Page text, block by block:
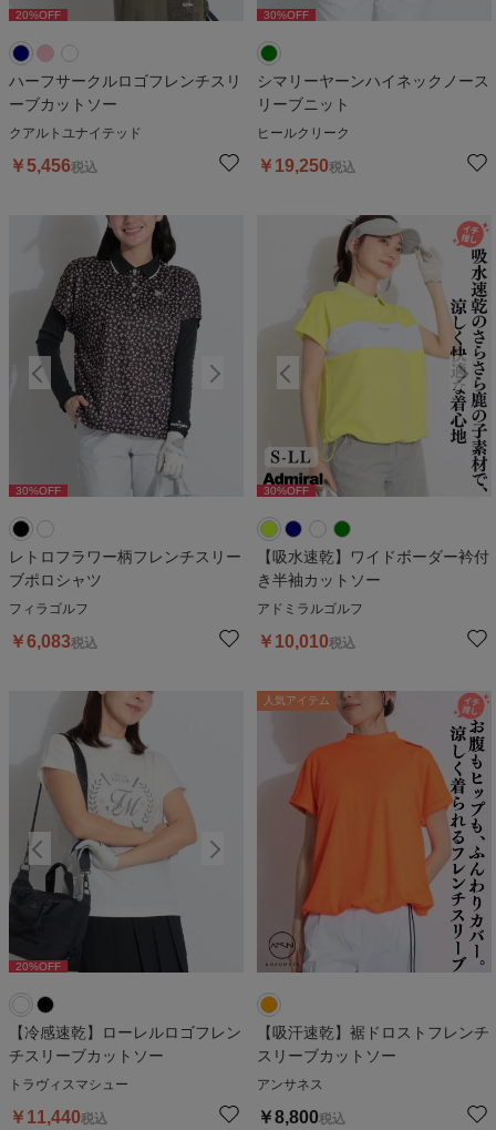
20%OFF %OFF
ハーフサークルロゴフレンチスリ
ーブカットソー
クアルトユナイテッド
￥5,456税込
30%OFF
シマリーヤーンハイネックノース
リーブニット
ヒールクリーク
￥ 19,250税込
30%OFF %OFF
レトロフラワー柄フレンチスリー
ブポロシャツ
フィラゴルフ
￥6,083税込
30%OFF 30%OFF
【吸水速乾】ワイドボーダー衿付
き半袖カットソー
アドミラルゴルフ
￥ 10,010税込
20%OFF %OFF
【冷感速乾】ローレルロゴフレン
チスリーブカットソー
トラヴィスマシュー
￥ 11,440税込
人気アイテム
【吸汗速乾】裾ドロストフレンチ
スリーブカットソー
アンサネス
￥8,800税込